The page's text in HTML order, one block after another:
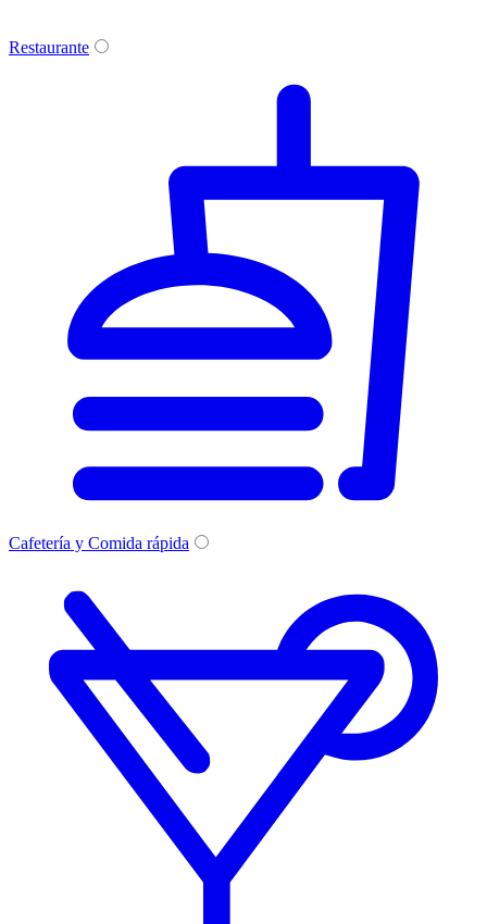
Restaurante
Cafetería y Comida rápida